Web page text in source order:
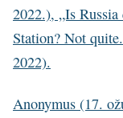
2022.), „Is
Station? Not
2022).
Anonymus (17.